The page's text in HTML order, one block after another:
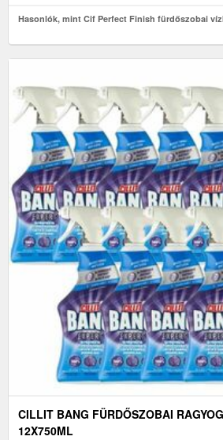
Hasonlók, mint Cif Perfect Finish fürdőszobai
CILLIT BANG FÜRDŐSZOBAI
12X750ML